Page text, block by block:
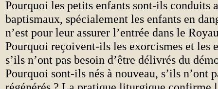
Pourquoi les petits enfants sont-ils conduits
baptismaux, spécialement les enfants en
n’est pour leur assurer l’entrée dans le
Pourquoi reçoivent-ils les exorcismes et les
s’ils n’ont pas besoin d’être délivrés du
Pourquoi sont-ils nés à nouveau, s’ils n’ont